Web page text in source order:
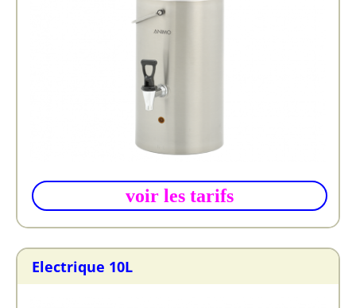
voir les tarifs
Electrique 10L